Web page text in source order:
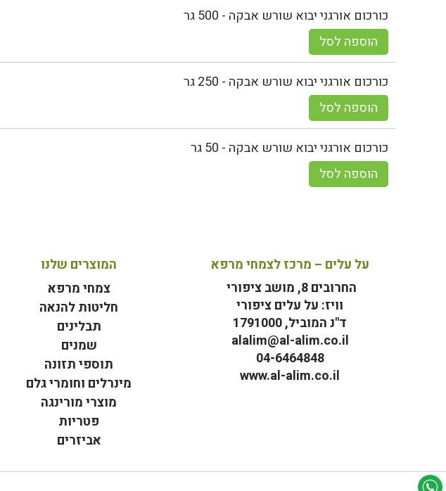
כורכום אורגני יבוא שורש אבקה - 500 גר
הוספה לסל
כורכום אורגני יבוא שורש אבקה - 250 גר
הוספה לסל
כורכום אורגני יבוא שורש אבקה - 50 גר
הוספה לסל
על עלים – מרכז לצמחי מרפא
החרובים 8, מושב ציפורי
וויז: על עלים ציפורי
ד"נ המוביל, 1791000
alalim@al-alim.co.il
04-6464848
www.al-alim.co.il
המוצרים שלנו
צמחי מרפא
חליטות להנאה
תבלינים
שמנים
תוספי תזונה
מינרלים וחומרי גלם
מוצרי מורינגה
פטריות
אביזרים